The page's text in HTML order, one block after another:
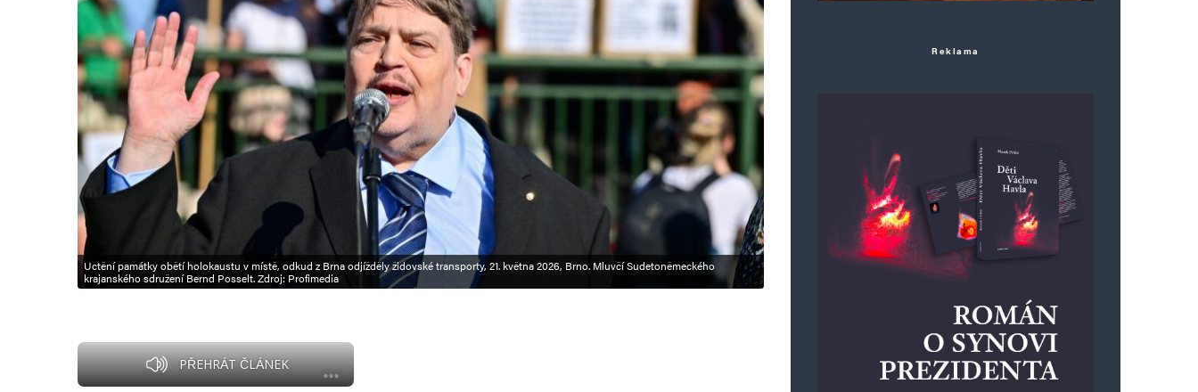
Uctění památky obětí holokaustu v místě, odkud z Brna odjížděly židovské transporty, 21. května 2026, Brno. Mluvčí Sudetoněmeckého
krajanského sdružení Bernd Posselt. Zdroj: Profimedia
PŘEHRÁT ČLÁNEK
Reklama